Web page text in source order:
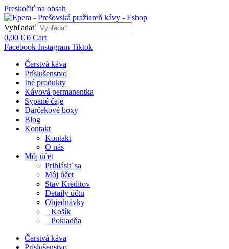
Preskočiť na obsah
Vyhľadať
0,00 € 0 Cart
Facebook Instagram Tiktok
Čerstvá káva
Príslušenstvo
Iné produkty
Kávová permanentka
Sypané čaje
Darčekové boxy
Blog
Kontakt
Kontakt
O nás
Môj účet
Prihlásiť sa
Môj účet
Stav Kreditov
Detaily účtu
Objednávky
Košík
Pokladňa
Čerstvá káva
Príslušenstvo